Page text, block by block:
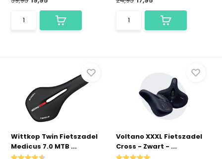
Wittkop Twin Fietszadel
Medicus 7.0 MTB ...
Voltano XXXL Fietszadel
Cross - Zwart - ...